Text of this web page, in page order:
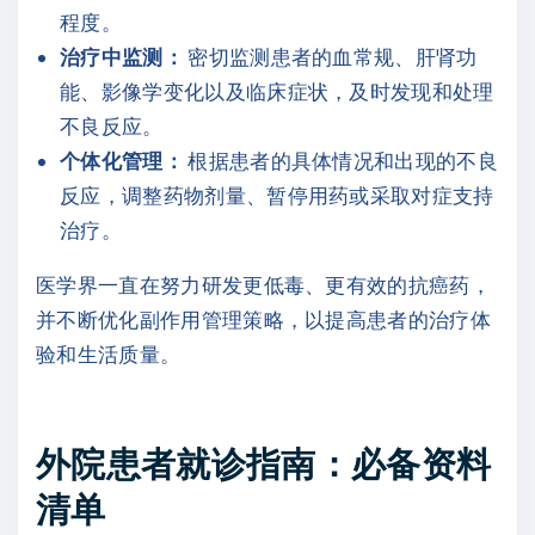
程度。
治疗中监测： 密切监测患者的血常规、肝肾功
能、影像学变化以及临床症状，及时发现和处理
不良反应。
个体化管理： 根据患者的具体情况和出现的不良
反应，调整药物剂量、暂停用药或采取对症支持
治疗。
医学界一直在努力研发更低毒、更有效的抗癌药，
并不断优化副作用管理策略，以提高患者的治疗体
验和生活质量。
外院患者就诊指南：必备资料
清单